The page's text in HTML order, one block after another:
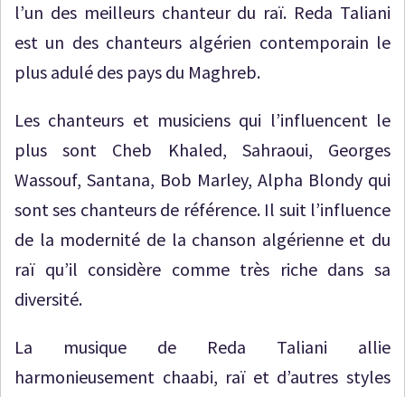
l’un des meilleurs chanteur du raï. Reda Taliani
est un des chanteurs algérien contemporain le
plus adulé des pays du Maghreb.
Les chanteurs et musiciens qui l’influencent le
plus sont Cheb Khaled, Sahraoui, Georges
Wassouf, Santana, Bob Marley, Alpha Blondy qui
sont ses chanteurs de référence. Il suit l’influence
de la modernité de la chanson algérienne et du
raï qu’il considère comme très riche dans sa
diversité.
La musique de Reda Taliani allie
harmonieusement chaabi, raï et d’autres styles